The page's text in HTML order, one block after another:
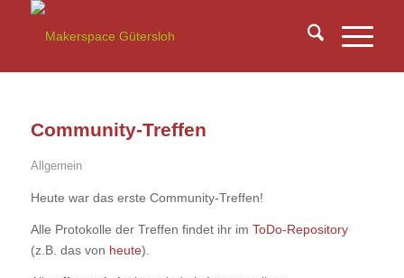
Community-Treffen
Allgemein
Heute war das erste Community-Treffen!
Alle Protokolle der Treffen findet ihr im ToDo-Repository
(z.B. das von heute).